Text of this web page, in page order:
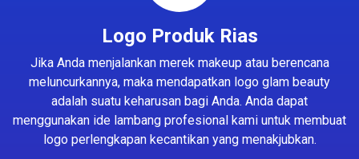
Logo Produk Rias
Jika Anda menjalankan merek makeup atau berencana
meluncurkannya, maka mendapatkan logo glam beauty
adalah suatu keharusan bagi Anda. Anda dapat
menggunakan ide lambang profesional kami untuk membuat
logo perlengkapan kecantikan yang menakjubkan.